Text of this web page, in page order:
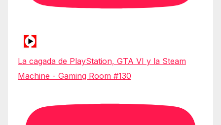
La cagada de PlayStation, GTA VI y la Steam
Machine - Gaming Room #130